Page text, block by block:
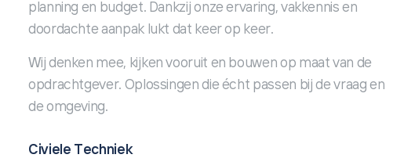
planning en budget. Dankzij onze ervaring, vakkennis en
doordachte aanpak lukt dat keer op keer.
Wij denken mee, kijken vooruit en bouwen op maat van de
opdrachtgever. Oplossingen die écht passen bij de vraag en
de omgeving.
Civiele Techniek